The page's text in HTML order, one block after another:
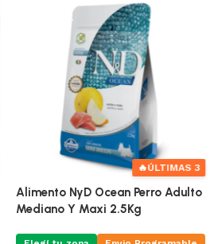
🔥ÚLTIMA!
Alimento NYD Tropical Perro Adulto
Mediano/Maxi Salmón 10+2 Kg